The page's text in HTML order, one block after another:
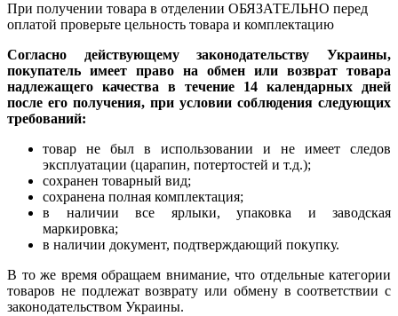
При получении товара в отделении ОБЯЗАТЕЛЬНО перед
оплатой проверьте цельность товара и комплектацию
Согласно действующему законодательству Украины,
покупатель имеет право на обмен или возврат товара
надлежащего качества в течение 14 календарных дней
после его получения, при условии соблюдения следующих
требований:
товар не был в использовании и не имеет следов
эксплуатации (царапин, потертостей и т.д.);
сохранен товарный вид;
сохранена полная комплектация;
в наличии все ярлыки, упаковка и заводская
маркировка;
в наличии документ, подтверждающий покупку.
В то же время обращаем внимание, что отдельные категории
товаров не подлежат возврату или обмену в соответствии с
законодательством Украины.